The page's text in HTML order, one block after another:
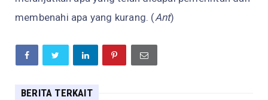
membenahi apa yang kurang. (Ant)
BERITA TERKAIT